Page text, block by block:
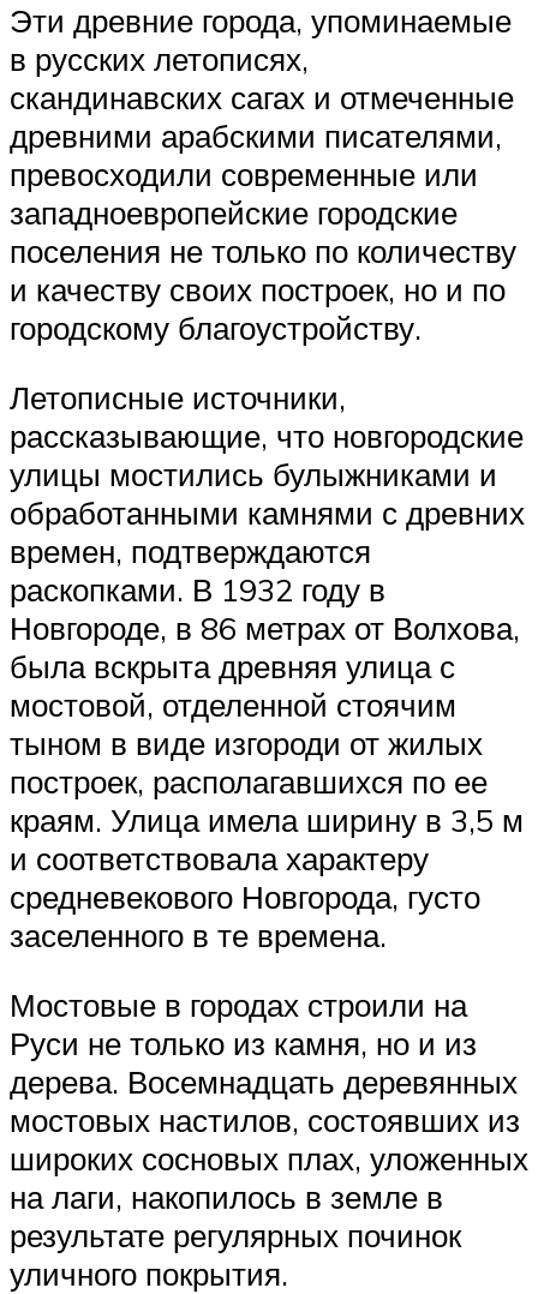
Эти древние города, упоминаемые
в русских летописях,
скандинавских сагах и отмеченные
древними арабскими писателями,
превосходили современные или
западноевропейские городские
поселения не только по количеству
и качеству своих построек, но и по
городскому благоустройству.
Летописные источники,
рассказывающие, что новгородские
улицы мостились булыжниками и
обработанными камнями с древних
времен, подтверждаются
раскопками. В 1932 году в
Новгороде, в 86 метрах от Волхова,
была вскрыта древняя улица с
мостовой, отделенной стоячим
тыном в виде изгороди от жилых
построек, располагавшихся по ее
краям. Улица имела ширину в 3,5 м
и соответствовала характеру
средневекового Новгорода, густо
заселенного в те времена.
Мостовые в городах строили на
Руси не только из камня, но и из
дерева. Восемнадцать деревянных
мостовых настилов, состоявших из
широких сосновых плах, уложенных
на лаги, накопилось в земле в
результате регулярных починок
уличного покрытия.